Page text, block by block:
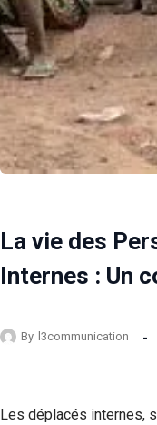
La vie des
Internes : Un
By l3communication
Les déplacés internes,